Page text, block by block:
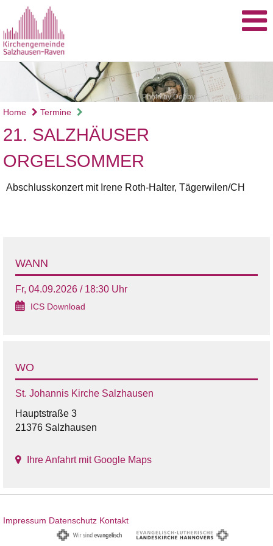
Photo by Debby Hudson on Unsplash
Home Termine
21. SALZHÄUSER
ORGELSOMMER
Abschlusskonzert mit Irene Roth-Halter, Tägerwilen/CH
WANN
Fr, 04.09.2026 / 18:30 Uhr
ICS Download
WO
St. Johannis Kirche Salzhausen
Hauptstraße 3
21376 Salzhausen
Ihre Anfahrt mit Google Maps
Impressum Datenschutz Kontakt